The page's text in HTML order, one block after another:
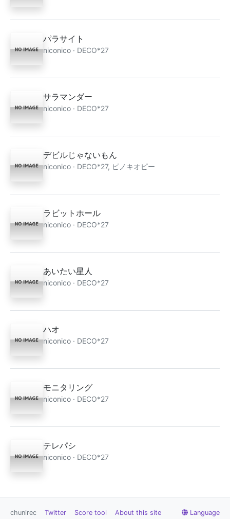
パラサイト
niconico · DECO*27
サラマンダー
niconico · DECO*27
デビルじゃないもん
niconico · DECO*27, ピノキオピー
ラビットホール
niconico · DECO*27
あいたい星人
niconico · DECO*27
ハオ
niconico · DECO*27
モニタリング
niconico · DECO*27
テレパシ
niconico · DECO*27
chunirec Twitter Score tool About this site Language